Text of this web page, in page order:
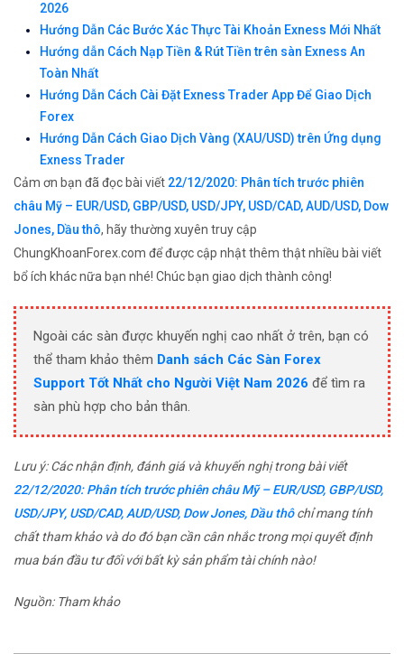
2026
Hướng Dẫn Các Bước Xác Thực Tài Khoản Exness Mới Nhất
Hướng dẫn Cách Nạp Tiền & Rút Tiền trên sàn Exness An
Toàn Nhất
Hướng Dẫn Cách Cài Đặt Exness Trader App Để Giao Dịch
Forex
Hướng Dẫn Cách Giao Dịch Vàng (XAU/USD) trên Ứng dụng
Exness Trader
Cảm ơn bạn đã đọc bài viết 22/12/2020: Phân tích trước phiên
châu Mỹ – EUR/USD, GBP/USD, USD/JPY, USD/CAD, AUD/USD, Dow
Jones, Dầu thô, hãy thường xuyên truy cập
ChungKhoanForex.com để được cập nhật thêm thật nhiều bài viết
bổ ích khác nữa bạn nhé! Chúc bạn giao dịch thành công!
Ngoài các sàn được khuyến nghị cao nhất ở trên, bạn có
thể tham khảo thêm Danh sách Các Sàn Forex
Support Tốt Nhất cho Người Việt Nam 2026 để tìm ra
sàn phù hợp cho bản thân.
Lưu ý: Các nhận định, đánh giá và khuyến nghị trong bài viết
22/12/2020: Phân tích trước phiên châu Mỹ – EUR/USD, GBP/USD,
USD/JPY, USD/CAD, AUD/USD, Dow Jones, Dầu thôchỉ mang tính
chất tham khảo và do đó bạn cần cân nhắc trong mọi quyết định
mua bán đầu tư đối với bất kỳ sản phẩm tài chính nào!
Nguồn: Tham khảo